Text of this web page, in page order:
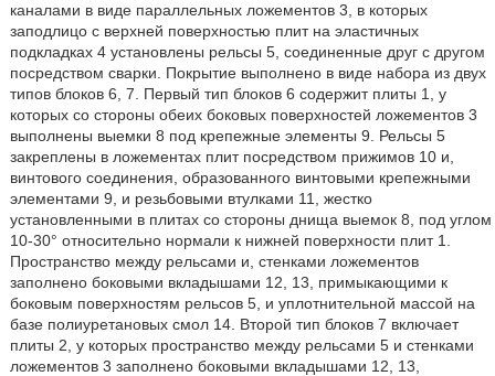
каналами в виде параллельных ложементов 3, в которых
заподлицо с верхней поверхностью плит на эластичных
подкладках 4 установлены рельсы 5, соединенные друг с другом
посредством сварки. Покрытие выполнено в виде набора из двух
типов блоков 6, 7. Первый тип блоков 6 содержит плиты 1, у
которых со стороны обеих боковых поверхностей ложементов 3
выполнены выемки 8 под крепежные элементы 9. Рельсы 5
закреплены в ложементах плит посредством прижимов 10 и,
винтового соединения, образованного винтовыми крепежными
элементами 9, и резьбовыми втулками 11, жестко
установленными в плитах со стороны днища выемок 8, под углом
10-30° относительно нормали к нижней поверхности плит 1.
Пространство между рельсами и, стенками ложементов
заполнено боковыми вкладышами 12, 13, примыкающими к
боковым поверхностям рельсов 5, и уплотнительной массой на
базе полиуретановых смол 14. Второй тип блоков 7 включает
плиты 2, у которых пространство между рельсами 5 и стенками
ложементов 3 заполнено боковыми вкладышами 12, 13,